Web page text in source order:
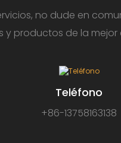
no dude en
y productos de la
Teléfono
+86-13758163138